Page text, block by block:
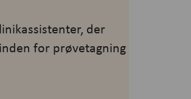
der
for prøvetagning